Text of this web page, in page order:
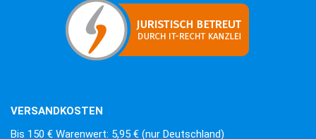
VERSANDKOSTEN
Bis 150 € Warenwert: 5,95 € (nur Deutschland)